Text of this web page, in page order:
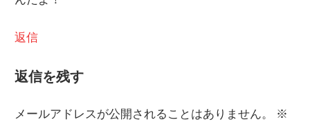
返信
返信を残す
メールアドレスが公開されることはありません。
※